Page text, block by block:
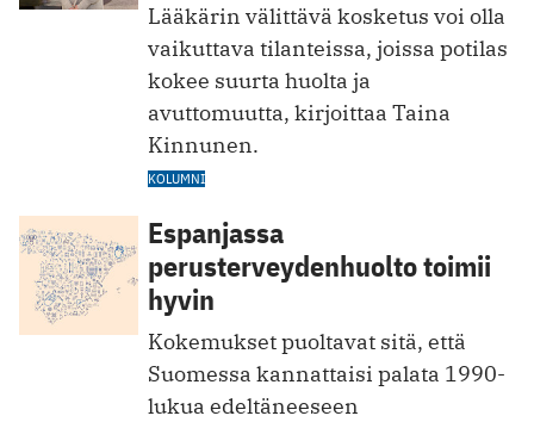
Lääkärin välittävä kosketus voi olla
vaikuttava tilanteissa, joissa potilas
kokee suurta huolta ja
avuttomuutta, kirjoittaa Taina
Kinnunen.
KOLUMNI
Espanjassa
perusterveydenhuolto toimii
hyvin
Kokemukset puoltavat sitä, että
Suomessa kannattaisi palata 1990-
lukua edeltäneeseen